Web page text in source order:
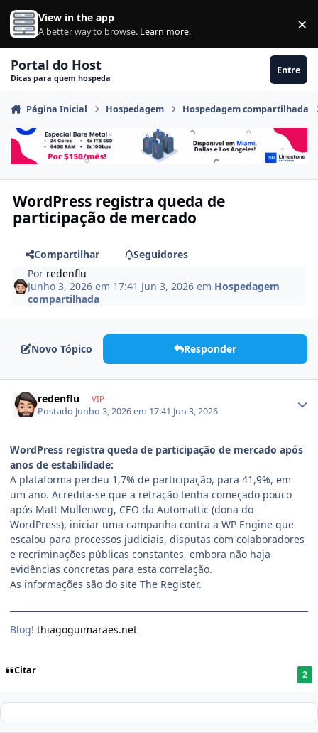
Ir para conteúdo
View in the app
A better way to browse. Learn more. ×
Portal do Host
Dicas para quem hospeda
Entre
Página Inicial Hospedagem Hospedagem compartilhada
WordPress registra queda de
participação de mercado
Compartilhar
Seguidores
Por redenflu
Junho 3, 2026 em 17:41 Jun 3, 2026 em Hospedagem
compartilhada
Novo Tópico Responder
redenflu VIP
Postado Junho 3, 2026 em 17:41 Jun 3, 2026
WordPress registra queda de participação de mercado após
anos de estabilidade:
A plataforma perdeu 1,7% de participação, para 41,9%, em
um ano. Acredita-se que a retração tenha começado pouco
após Matt Mullenweg, CEO da Automattic (dona do
WordPress), iniciar uma campanha contra a WP Engine que
escalou para processos judiciais, disputas com colaboradores
e recriminações públicas constantes, embora não haja
evidências concretas para esta correlação.
As informações são do site The Register.
Blog! thiagoguimaraes.net
Citar 2